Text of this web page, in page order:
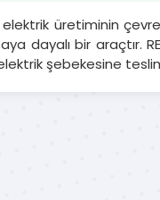
üretiminin
dayalı bir araçtır.
şebekesine